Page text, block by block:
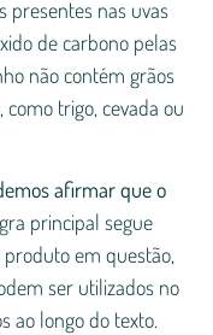
presentes nas uvas
de carbono pelas
não contém grãos
trigo, cevada ou
afirmar que o
principal segue
em questão,
ser utilizados no
ao longo do texto.